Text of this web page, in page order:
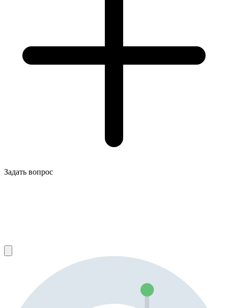
Задать вопрос